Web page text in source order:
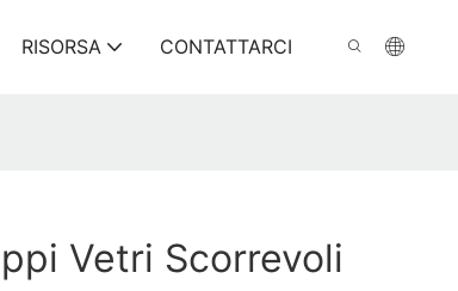
RISORSA CONTATTARCI
Vetri Scorrevoli